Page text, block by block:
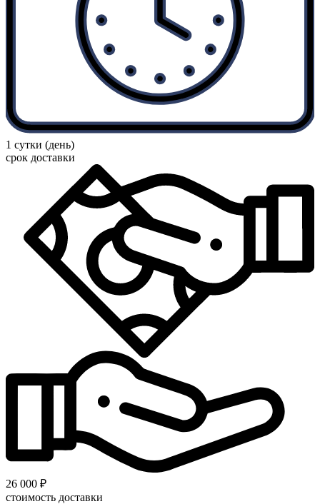
1 сутки (день)
срок доставки
26 000 ₽
стоимость доставки